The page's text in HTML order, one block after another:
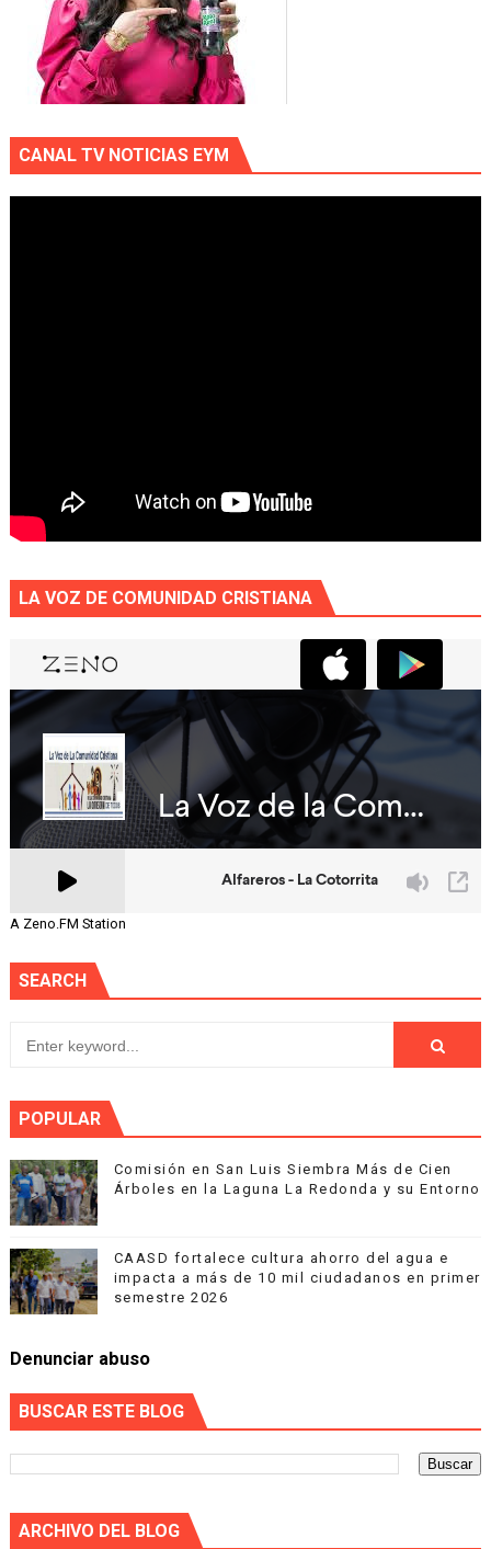
CANAL TV NOTICIAS EYM
LA VOZ DE COMUNIDAD CRISTIANA
A Zeno.FM Station
SEARCH
POPULAR
Comisión en San Luis Siembra Más de Cien
Árboles en la Laguna La Redonda y su Entorno
CAASD fortalece cultura ahorro del agua e
impacta a más de 10 mil ciudadanos en primer
semestre 2026
Denunciar abuso
BUSCAR ESTE BLOG
ARCHIVO DEL BLOG